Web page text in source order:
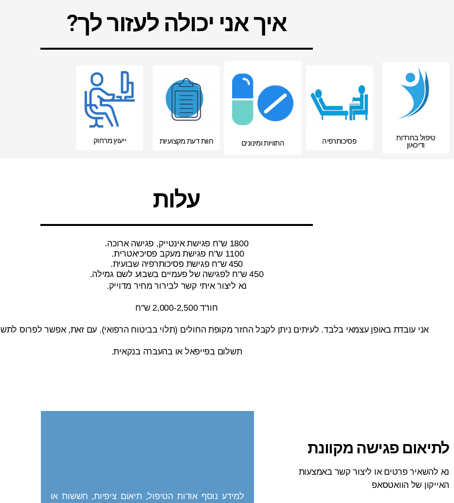
איך אני יכולה לעזור לך?
טיפול בחרדות
ודיכאון
פסיכותרפיה התוויות ומינונים חוות דעת מקצועיות ייעוץ מרחוק
עלות
1800 ש"ח פגישת אינטייק, פגישה ארוכה.
1100 ש"ח פגישת מעקב פסיכיאטרית.
450 ש"ח פגישת פסיכותרפיה שבועית.
450 ש"ח לפגישה של פעמיים בשבוע לשם גמילה.
נא ליצור איתי קשר לבירור מחיר מדוייק.
חוו"ד 2,000-2,500 ש"ח
אני עובדת באופן עצמאי בלבד. לעיתים ניתן לקבל החזר מקופת החולים (תלוי בביטוח הרפואי). עם זאת, אפשר לפרוס
תשלום בפייפאל או בהעברה בנקאית.
לתיאום פגישה מקוונת
נא להשאיר פרטים או ליצור קשר באמצעות
האייקון של הוואטסאפ
למידע נוסף אודות הטיפול, תיאום ציפיות, חששות או